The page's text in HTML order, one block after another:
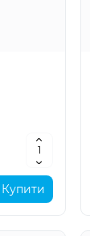
Купити